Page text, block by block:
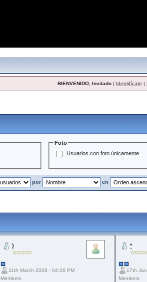
BIENVENIDO, Invitado( Identifícate |
Foto
Usuarios con foto únicamente
por en
)
11th March 2008 - 04:06 PM
Members
*
17th
Members